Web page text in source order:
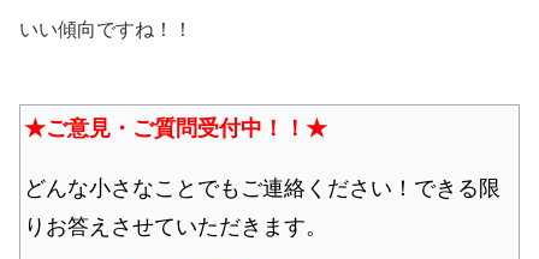
いい傾向ですね！！
★ご意見・ご質問受付中！！★
どんな小さなことでもご連絡ください！できる限
りお答えさせていただきます。